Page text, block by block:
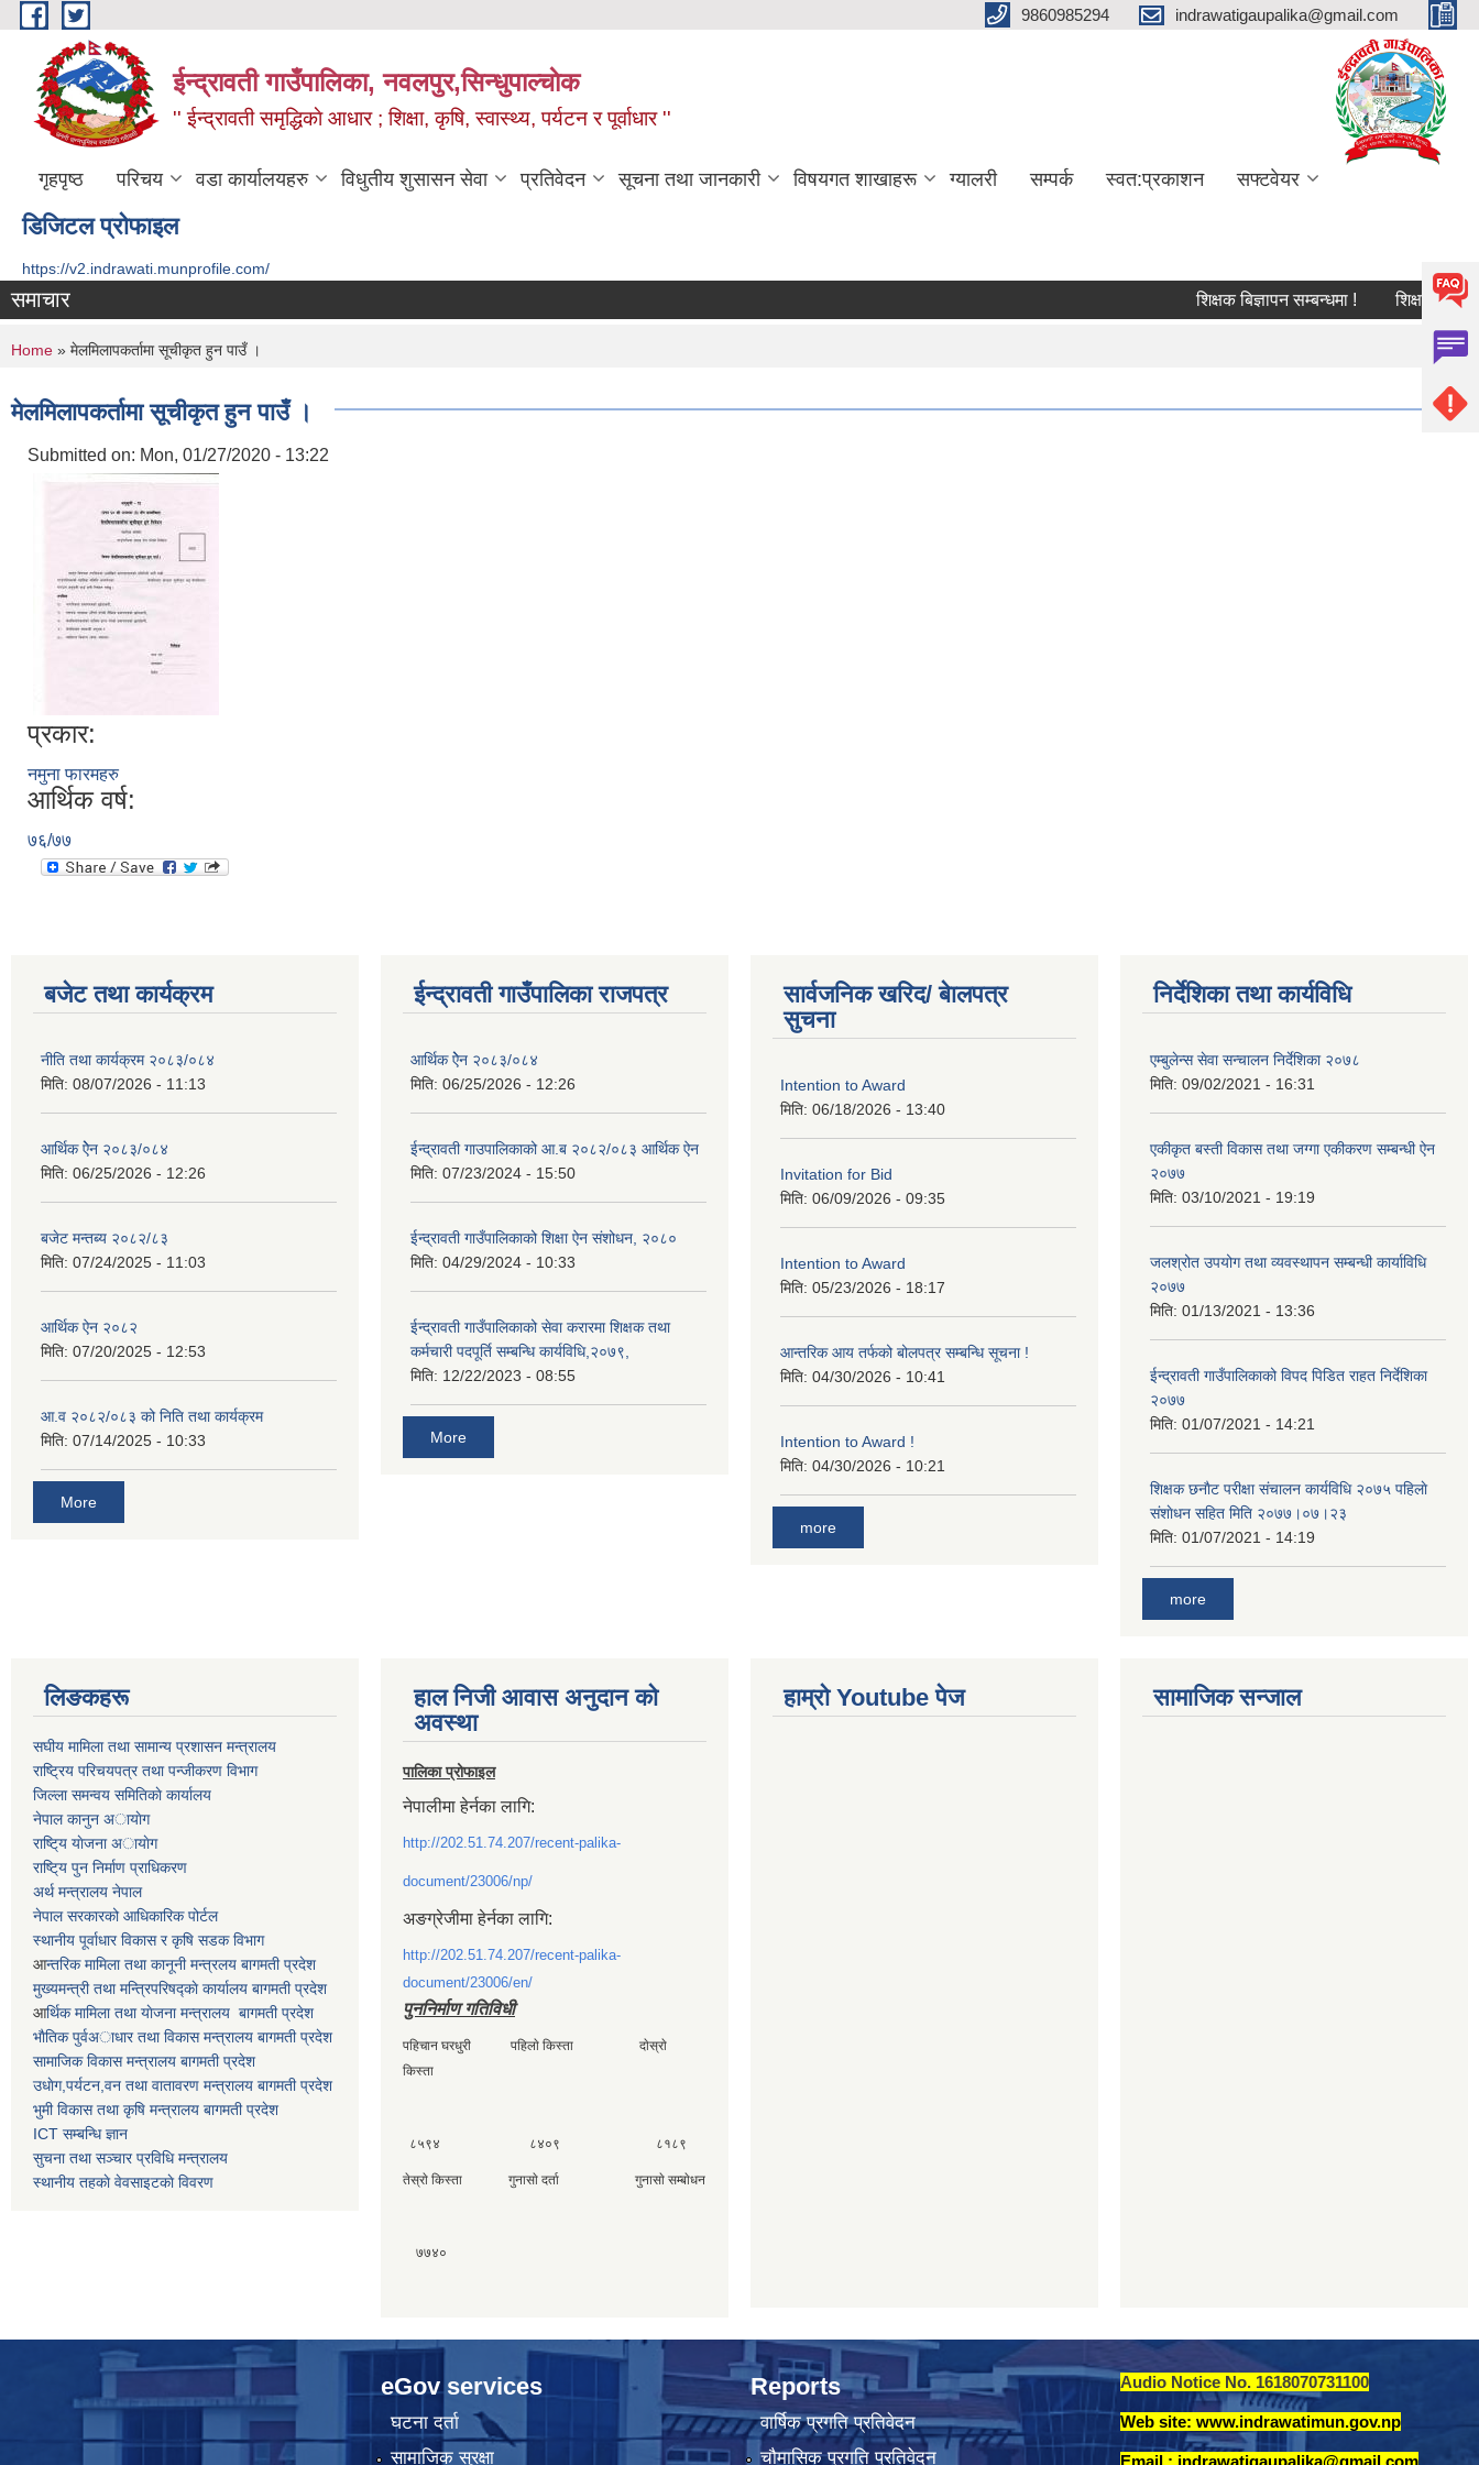
Skip to main content 9860985294 indrawatigaupalika@gmail.com
ईन्द्रावती गाउँपालिका, नवलपुर,सिन्धुपाल्चाेक
'' ईन्द्रावती समृद्धिकाे आधार ; शिक्षा, कृषि, स्वास्थ्य, पर्यटन र पूर्वाधार ''
गृहपृष्ठ परिचय वडा कार्यालयहरु विधुतीय शुसासन सेवा प्रतिवेदन सूचना तथा जानकारी विषयगत शाखाहरू ग्यालरी सम्पर्क स्वत:प्रकाशन सफ्टवेयर
डिजिटल प्रोफाइल
https://v2.indrawati.munprofile.com/
समाचार शिक्षक बिज्ञापन सम्बन्धमा ! शिक्षक सरुवा
You are here
Home » मेलमिलापकर्तामा सूचीकृत हुन पाउँ ।
मेलमिलापकर्तामा सूचीकृत हुन पाउँ ।
Submitted on: Mon, 01/27/2020 - 13:22
प्रकार:
नमुना फारमहरु
आर्थिक वर्ष:
७६/७७
बजेट तथा कार्यक्रम
नीति तथा कार्यक्रम २०८३/०८४
मिति: 08/07/2026 - 11:13
आर्थिक ऐेन २०८३/०८४
मिति: 06/25/2026 - 12:26
बजेट मन्तब्य २०८२/८३
मिति: 07/24/2025 - 11:03
आर्थिक ऐन २०८२
मिति: 07/20/2025 - 12:53
आ.व २०८२/०८३ को निति तथा कार्यक्रम
मिति: 07/14/2025 - 10:33
More
ईन्द्रावती गाउँपालिका राजपत्र
आर्थिक ऐेन २०८३/०८४
मिति: 06/25/2026 - 12:26
ईन्द्रावती गाउपालिकाको आ.ब २०८२/०८३ आर्थिक ऐन
मिति: 07/23/2024 - 15:50
ईन्द्रावती गाउँपालिकाको शिक्षा ऐन संशोधन, २०८०
मिति: 04/29/2024 - 10:33
ईन्द्रावती गाउँपालिकाको सेवा करारमा शिक्षक तथा
कर्मचारी पदपूर्ति सम्बन्धि कार्यविधि,२०७९,
मिति: 12/22/2023 - 08:55
More
सार्वजनिक खरिद/ बेालपत्र
सुचना
Intention to Award
मिति: 06/18/2026 - 13:40
Invitation for Bid
मिति: 06/09/2026 - 09:35
Intention to Award
मिति: 05/23/2026 - 18:17
आन्तरिक आय तर्फको बोलपत्र सम्बन्धि सूचना !
मिति: 04/30/2026 - 10:41
Intention to Award !
मिति: 04/30/2026 - 10:21
more
निर्देशिका तथा कार्यविधि
एम्बुलेन्स सेवा सन्चालन निर्देशिका २०७८
मिति: 09/02/2021 - 16:31
एकीकृत बस्ती विकास तथा जग्गा एकीकरण सम्बन्धी ऐन
२०७७
मिति: 03/10/2021 - 19:19
जलश्रोत उपयोग तथा व्यवस्थापन सम्बन्धी कार्याविधि
२०७७
मिति: 01/13/2021 - 13:36
ईन्द्रावती गाउँपालिकाको विपद पिडित राहत निर्देशिका
२०७७
मिति: 01/07/2021 - 14:21
शिक्षक छनाैट परीक्षा संचालन कार्यविधि २०७५ पहिलाे
स‌ंशाेधन सहित मिति २०७७।०७।२३
मिति: 01/07/2021 - 14:19
more
लिङकहरू
स‌घीय मामिला तथा सामान्य प्रशासन मन्त्रालय
राष्ट्रिय परिचयपत्र तथा पन्जीकरण विभाग
जिल्ला समन्वय समितिकाे कार्यालय
नेपाल कानुन अायाेग
राष्टि्य याेजना अायाेग
राष्टि्य पुन निर्माण प्राधिकरण
अर्थ मन्त्रालय नेपाल
नेपाल सरकारको आधिकारिक पोर्टल
स्थानीय पूर्वाधार विकास र कृषि सडक विभाग
आन्तरिक मामिला तथा कानूनी मन्त्रलय बागमती प्रदेश
मुख्यमन्त्री तथा मन्त्रिपरिषद्काे कार्यालय बागमती प्रदेश
आर्थिक मामिला तथा याेजना मन्त्रालय बागमती प्रदेश
भाैतिक पुर्वअाधार तथा विकास मन्त्रालय बागमती प्रदेश
सामाजिक विकास मन्त्रालय बागमती प्रदेश
उधाेग,पर्यटन,वन तथा वातावरण मन्त्रालय बागमती प्रदेश
भुमी विकास तथा कृषि मन्त्रालय बागमती प्रदेश
ICT सम्बन्धि ज्ञान
सुचना तथा सञ्चार प्रविधि मन्त्रालय
स्थानीय तहकाे वेवसाइटकाे विवरण
हाल निजी आवास अनुदान काे
अवस्था
पालिका प्रोफाइल
नेपालीमा हेर्नका लागि:
http://202.51.74.207/recent-palika-
document/23006/np/
अङग्रेजीमा हेर्नका लागि:
http://202.51.74.207/recent-palika-
document/23006/en/
पुननिर्माण गतिविधी
पहिचान घरधुरी पहिलाे किस्ता दाेस्राे
किस्ता
८५९४ ८४०९ ८१८९
तेस्राे किस्ता गुनासाे दर्ता गुनासाे सम्बाेधन
७७४०
हाम्राे Youtube पेज सामाजिक सन्जाल
eGov services
घटना दर्ता
सामाजिक सुरक्षा
Reports
वार्षिक प्रगति प्रतिवेदन
चौमासिक प्रगति प्रतिवेदन
Audio Notice No. 1618070731100
Web site: www.indrawatimun.gov.np
Email : indrawatigaupalika@gmail.com